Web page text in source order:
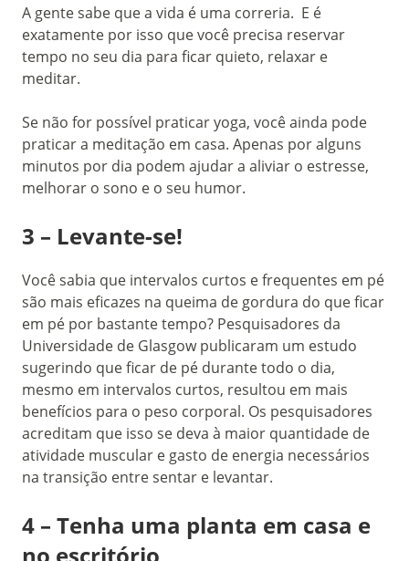
A gente sabe que a vida é uma correria. E é
exatamente por isso que você precisa reservar
tempo no seu dia para ficar quieto, relaxar e
meditar.
Se não for possível praticar yoga, você ainda pode
praticar a meditação em casa. Apenas por alguns
minutos por dia podem ajudar a aliviar o estresse,
melhorar o sono e o seu humor.
3 – Levante-se!
Você sabia que intervalos curtos e frequentes em pé
são mais eficazes na queima de gordura do que ficar
em pé por bastante tempo? Pesquisadores da
Universidade de Glasgow publicaram um estudo
sugerindo que ficar de pé durante todo o dia,
mesmo em intervalos curtos, resultou em mais
benefícios para o peso corporal. Os pesquisadores
acreditam que isso se deva à maior quantidade de
atividade muscular e gasto de energia necessários
na transição entre sentar e levantar.
4 – Tenha uma planta em casa e